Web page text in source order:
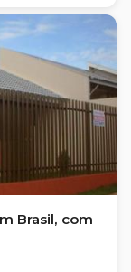
Brasil, com